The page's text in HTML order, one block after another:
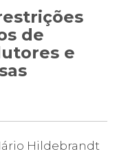
de
e
Hildebrandt